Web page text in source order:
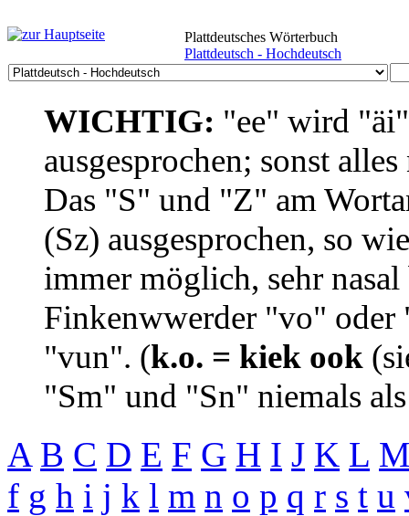
Plattdeutsches Wörterbuch
Plattdeutsch - Hochdeutsch
WICHTIG: "ee" wird
ausgesprochen; sonst
Das "S" und "Z" am
(Sz) ausgesprochen, so
immer möglich, sehr
Finkenwwerder "vo"
"vun". (k.o. = kiek ook
"Sm" und "Sn" niemals
A B C D E F G H I J K L
f g h i j k l m n o p q r s t u